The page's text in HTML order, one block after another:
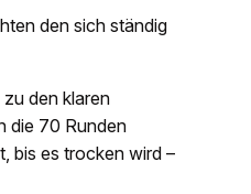
den sich ständig
den klaren
die 70 Runden
bis es trocken wird –